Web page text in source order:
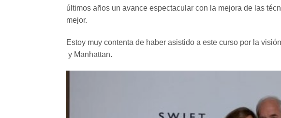
últimos años un avance espectacular con la mejora de las
mejor.
Estoy muy contenta de haber asistido a este curso por la
y Manhattan.